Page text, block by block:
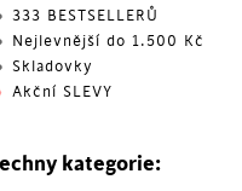
333 BESTSELLERŮ
Nejlevnější do 1.500 Kč
Skladovky
Akční SLEVY
kategorie: